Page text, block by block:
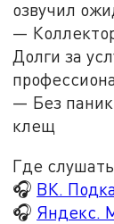
озвучил
—
Долги за
— Без
клещ
Где
🎧 ВК.
🎧 Яндекс.